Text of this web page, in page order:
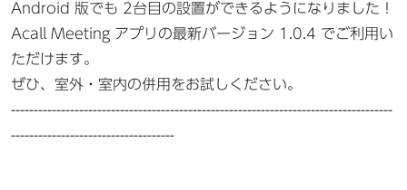
Android 版でも 2台目の設置ができるようになりました！
Acall Meeting アプリの最新バージョン 1.0.4 でご利用い
ただけます。
ぜひ、室外・室内の併用をお試しください。
------------------------------------------------------------------------------------
------------------------------------